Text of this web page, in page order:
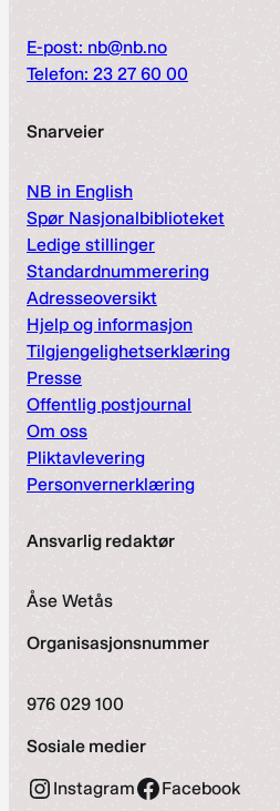
E-post: nb@nb.no
Telefon: 23 27 60 00
Snarveier
NB in English
Spør Nasjonalbiblioteket
Ledige stillinger
Standardnummerering
Adresseoversikt
Hjelp og informasjon
Tilgjengelighetserklæring
Presse
Offentlig postjournal
Om oss
Pliktavlevering
Personvernerklæring
Ansvarlig redaktør
Åse Wetås
Organisasjonsnummer
976 029 100
Sosiale medier
Instagram Facebook